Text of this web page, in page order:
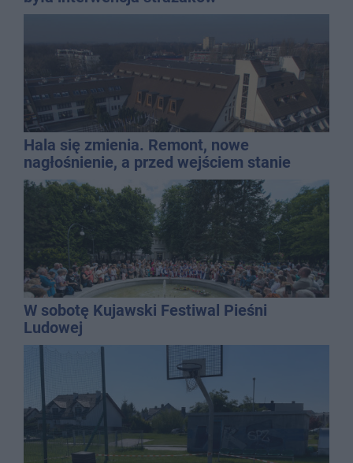
Hala się zmienia. Remont, nowe
nagłośnienie, a przed wejściem stanie
QEMETICA ARENA
W sobotę Kujawski Festiwal Pieśni
Ludowej